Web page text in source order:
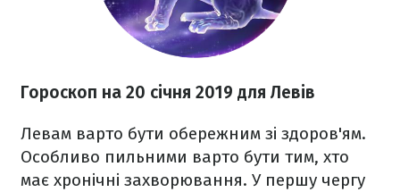
Гороскоп на 20 січня 2019 для Левів
Левам варто бути обережним зі здоров'ям.
Особливо пильними варто бути тим, хто
має хронічні захворювання. У першу чергу